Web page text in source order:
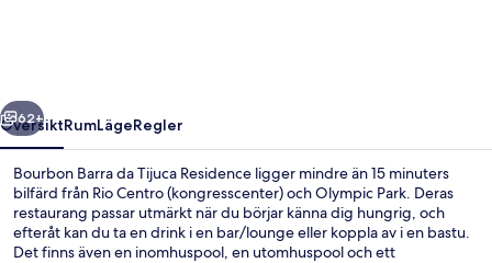
Nästa
62+
ÖversiktRumLägeRegler
Bourbon Barra da Tijuca Residence ligger mindre än 15 minuters
bilfärd från Rio Centro (kongresscenter) och Olympic Park. Deras
restaurang passar utmärkt när du börjar känna dig hungrig, och
efteråt kan du ta en drink i en bar/lounge eller koppla av i en bastu.
Det finns även en inomhuspool, en utomhuspool och ett